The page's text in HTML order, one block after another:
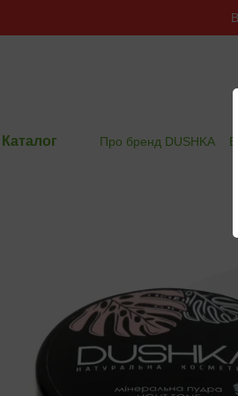
Каталог Про бренд DUSHKA